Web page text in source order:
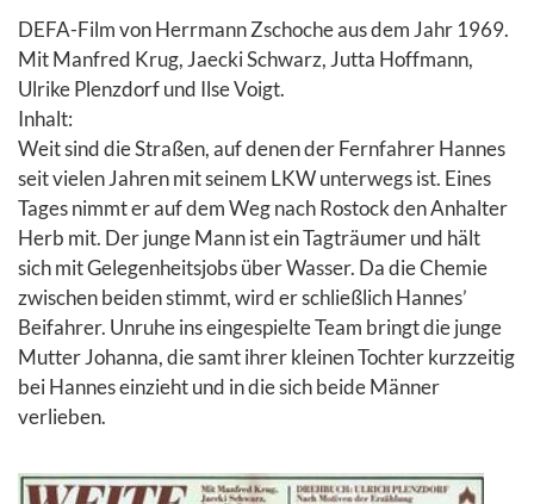
DEFA-Film von Herrmann Zschoche aus dem Jahr 1969.
Mit Manfred Krug, Jaecki Schwarz, Jutta Hoffmann,
Ulrike Plenzdorf und Ilse Voigt.
Inhalt:
Weit sind die Straßen, auf denen der Fernfahrer Hannes
seit vielen Jahren mit seinem LKW unterwegs ist. Eines
Tages nimmt er auf dem Weg nach Rostock den Anhalter
Herb mit. Der junge Mann ist ein Tagträumer und hält
sich mit Gelegenheitsjobs über Wasser. Da die Chemie
zwischen beiden stimmt, wird er schließlich Hannes’
Beifahrer. Unruhe ins eingespielte Team bringt die junge
Mutter Johanna, die samt ihrer kleinen Tochter kurzzeitig
bei Hannes einzieht und in die sich beide Männer
verlieben.